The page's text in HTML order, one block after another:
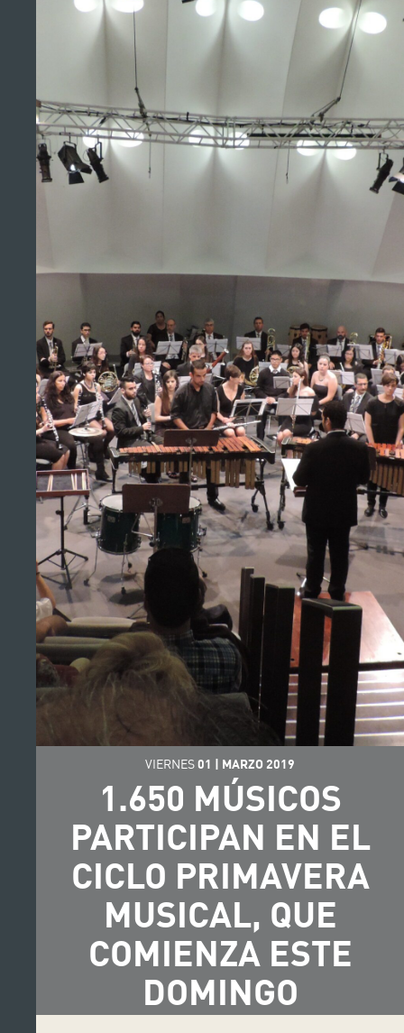
VIERNES01 | MARZO 2019
1.650 MÚSICOS
PARTICIPAN EN EL
CICLO PRIMAVERA
MUSICAL, QUE
COMIENZA ESTE
DOMINGO